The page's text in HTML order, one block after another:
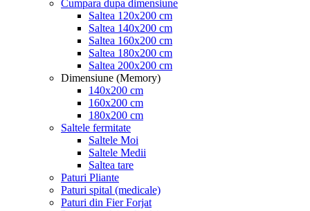
Cumpara dupa dimensiune
Saltea 120x200 cm
Saltea 140x200 cm
Saltea 160x200 cm
Saltea 180x200 cm
Saltea 200x200 cm
Dimensiune (Memory)
140x200 cm
160x200 cm
180x200 cm
Saltele fermitate
Saltele Moi
Saltele Medii
Saltea tare
Paturi Pliante
Paturi spital (medicale)
Paturi din Fier Forjat